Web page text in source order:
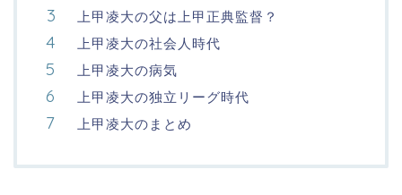
上甲凌大の父は上甲正典監督？
上甲凌大の社会人時代
上甲凌大の病気
上甲凌大の独立リーグ時代
上甲凌大のまとめ